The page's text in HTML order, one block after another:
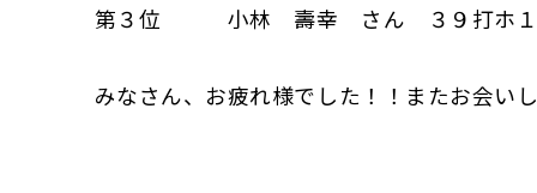
第３位 小林 壽幸 さん ３９打ホ１
みなさん、お疲れ様でした！！またお会いし